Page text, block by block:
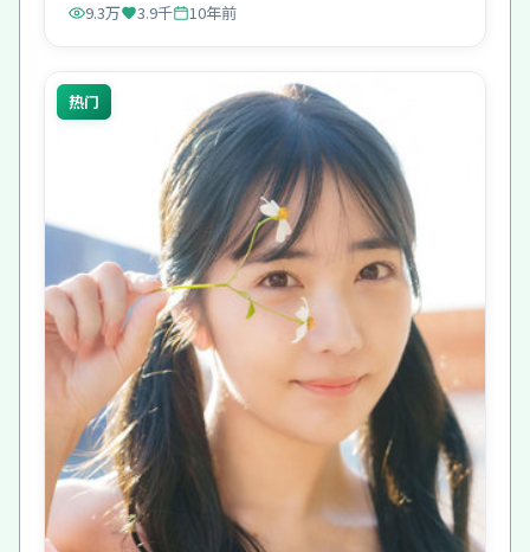
9.3万 3.9千 10年前
热门